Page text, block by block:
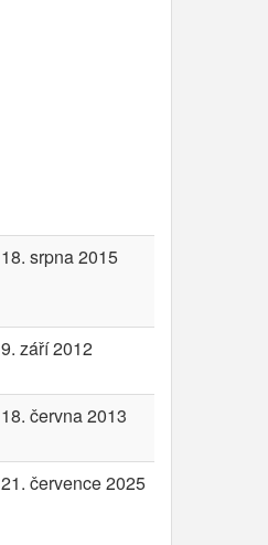
18. srpna 2015
9. září 2012
18. června 2013
21. července 2025